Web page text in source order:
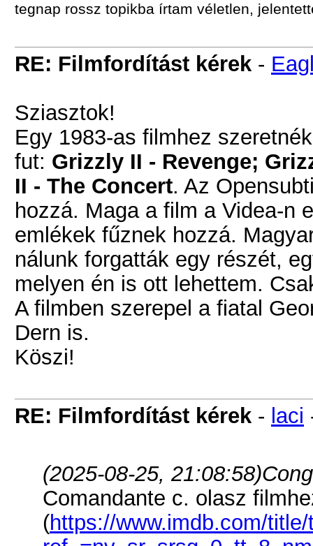
tegnap rossz topikba írtam véletlen,
RE: Filmfordítást kérek -
Sziasztok!
Egy 1983-as filmhez
fut: Grizzly II - Revenge;
II - The Concert. Az
hozzá. Maga a film a Videa-n
emlékek fűznek hozzá.
nálunk forgatták egy részét,
melyen én is ott lehettem.
A filmben szerepel a fiatal
Dern is.
Köszi!
RE: Filmfordítást kérek - laci
(2025-08-25, 21:08:58)
Comandante c. olasz
(https://www.imdb.com/